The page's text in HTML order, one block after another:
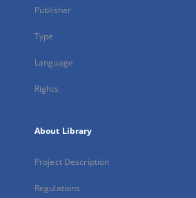
Publisher
Type
Language
Rights
About Library
Project Description
Regulations